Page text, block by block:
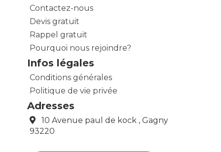
Contactez-nous
Devis gratuit
Rappel gratuit
Pourquoi nous rejoindre?
Infos légales
Conditions générales
Politique de vie privée
Adresses
10 Avenue paul de kock , Gagny
93220